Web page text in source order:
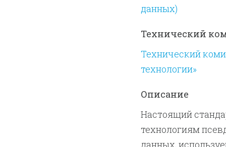
данных)
Технический
Технический
технологии»
Описание
Настоящий
технологиям
данных,